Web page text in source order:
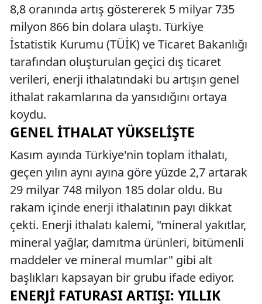
8,8 oranında artış göstererek 5 milyar 735
milyon 866 bin dolara ulaştı. Türkiye
İstatistik Kurumu (TÜİK) ve Ticaret Bakanlığı
tarafından oluşturulan geçici dış ticaret
verileri, enerji ithalatındaki bu artışın genel
ithalat rakamlarına da yansıdığını ortaya
koydu.
GENEL İTHALAT YÜKSELIŞTE
Kasım ayında Türkiye'nin toplam ithalatı,
geçen yılın aynı ayına göre yüzde 2,7 artarak
29 milyar 748 milyon 185 dolar oldu. Bu
rakam içinde enerji ithalatının payı dikkat
çekti. Enerji ithalatı kalemi, "mineral yakıtlar,
mineral yağlar, damıtma ürünleri, bitümenli
maddeler ve mineral mumlar" gibi alt
başlıkları kapsayan bir grubu ifade ediyor.
ENERJI FATURASI ARTIŞI: YILLIK